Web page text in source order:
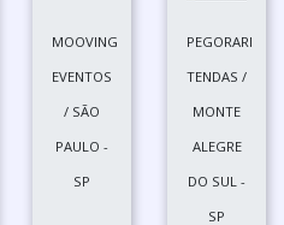
MOOVING
EVENTOS
/ SÃO
PAULO -
SP
PEGORARI
TENDAS /
MONTE
ALEGRE
DO SUL -
SP